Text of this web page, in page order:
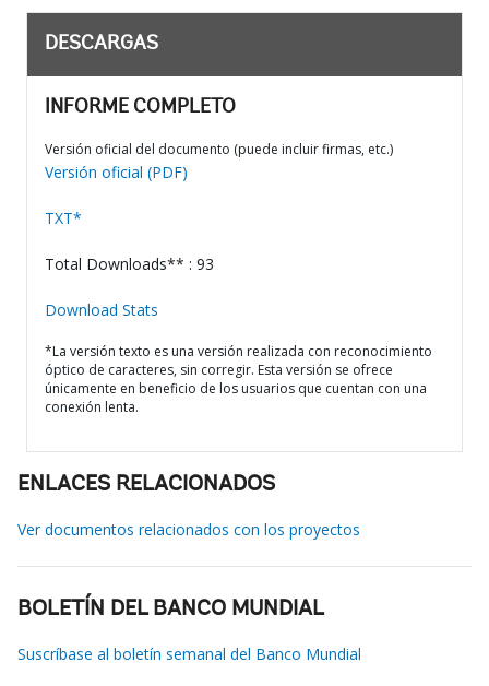
DESCARGAS
INFORME COMPLETO
Versión oficial del documento (puede incluir firmas, etc.)
Versión oficial (PDF)
TXT*
Total Downloads** : 93
Download Stats
*La versión texto es una versión realizada con reconocimiento
óptico de caracteres, sin corregir. Esta versión se ofrece
únicamente en beneficio de los usuarios que cuentan con una
conexión lenta.
ENLACES RELACIONADOS
Ver documentos relacionados con los proyectos
BOLETÍN DEL BANCO MUNDIAL
Suscríbase al boletín semanal del Banco Mundial